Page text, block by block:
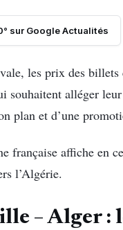
sur Google Actualités
les prix des
souhaitent alléger
plan et d’une
française affiche en
l’Algérie.
– Alger :